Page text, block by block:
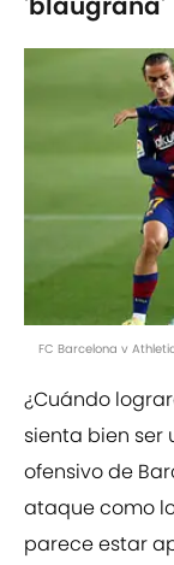
FC Barcelona v
¿Cuándo
sienta bien ser
ofensivo de
ataque como
parece estar